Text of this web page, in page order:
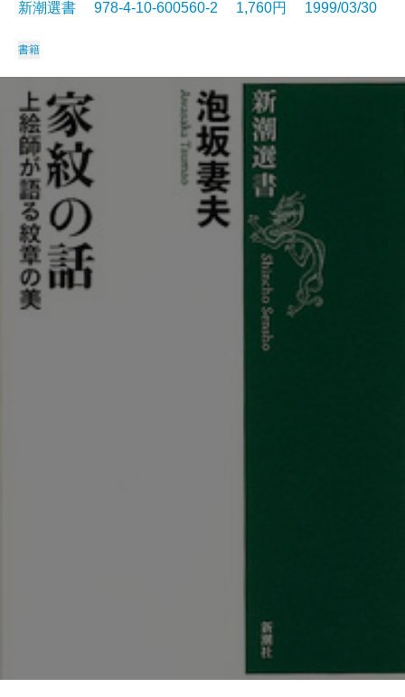
新潮選書 978-4-10-600560-2 1,760円 1999/03/30
書籍